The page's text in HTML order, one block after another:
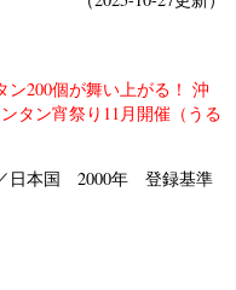
200個が舞い上がる！ 沖
タン宵祭り11月開催（うる
／日本国 2000年 登録基準